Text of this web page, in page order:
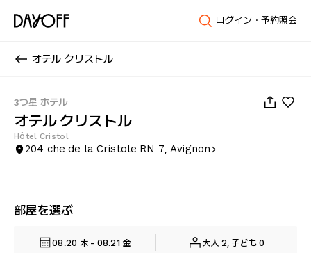
ログイン・予約照会
オテル クリストル
3つ星 ホテル
オテル クリストル
Hôtel Cristol
204 che de la Cristole RN 7, Avignon
部屋を選ぶ
08.20 木 - 08.21 金 大人 2, 子ども 0